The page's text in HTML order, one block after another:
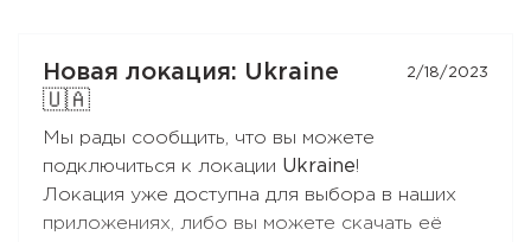
Новая локация: Ukraine
🇺🇦
2/18/2023
Мы рады сообщить, что вы можете
подключиться к локации Ukraine!
Локация уже доступна для выбора в наших
приложениях, либо вы можете скачать её